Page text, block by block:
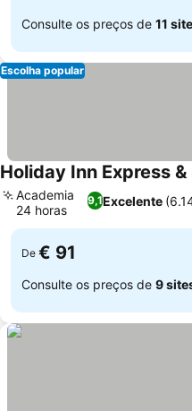
Consulte os preços de 11
Escolha popular
Holiday Inn Express
9,1Excelente
Academia
24 horas
De € 91
Consulte os preços de 9